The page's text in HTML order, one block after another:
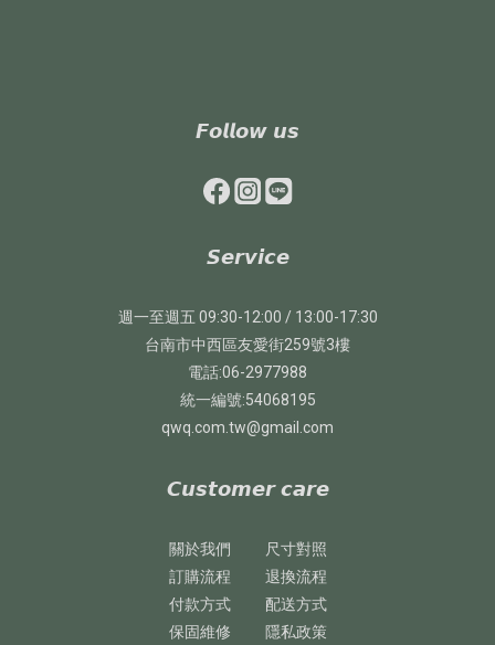
𝙁𝙤𝙡𝙡𝙤𝙬 𝙪𝙨
𝙎𝙚𝙧𝙫𝙞𝙘𝙚
週一至週五 09:30-12:00 / 13:00-17:30
台南市中西區友愛街259號3樓
電話:06-2977988
統一編號:54068195
qwq.com.tw@gmail.com
𝘾𝙪𝙨𝙩𝙤𝙢𝙚𝙧 𝙘𝙖𝙧𝙚
關於我們
尺寸對照
訂購流程
退換流程
付款方式
配送方式
保固維修
隱私政策